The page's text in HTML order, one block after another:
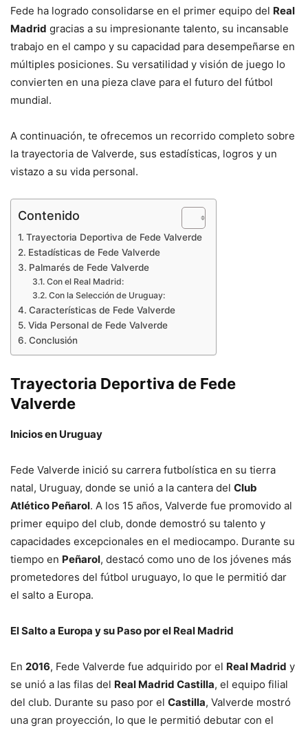
Fede ha logrado consolidarse en el primer equipo del Real
Madrid gracias a su impresionante talento, su incansable
trabajo en el campo y su capacidad para desempeñarse en
múltiples posiciones. Su versatilidad y visión de juego lo
convierten en una pieza clave para el futuro del fútbol
mundial.
A continuación, te ofrecemos un recorrido completo sobre
la trayectoria de Valverde, sus estadísticas, logros y un
vistazo a su vida personal.
Contenido
Trayectoria Deportiva de Fede Valverde
Estadísticas de Fede Valverde
Palmarés de Fede Valverde
Con el Real Madrid:
Con la Selección de Uruguay:
Características de Fede Valverde
Vida Personal de Fede Valverde
Conclusión
Trayectoria Deportiva de Fede
Valverde
Inicios en Uruguay
Fede Valverde inició su carrera futbolística en su tierra
natal, Uruguay, donde se unió a la cantera del Club
Atlético Peñarol. A los 15 años, Valverde fue promovido al
primer equipo del club, donde demostró su talento y
capacidades excepcionales en el mediocampo. Durante su
tiempo en Peñarol, destacó como uno de los jóvenes más
prometedores del fútbol uruguayo, lo que le permitió dar
el salto a Europa.
El Salto a Europa y su Paso por el Real Madrid
En 2016, Fede Valverde fue adquirido por el Real Madrid y
se unió a las filas del Real Madrid Castilla, el equipo filial
del club. Durante su paso por el Castilla, Valverde mostró
una gran proyección, lo que le permitió debutar con el